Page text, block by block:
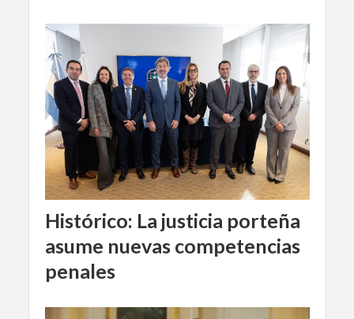
Histórico: La justicia porteña
asume nuevas competencias
penales